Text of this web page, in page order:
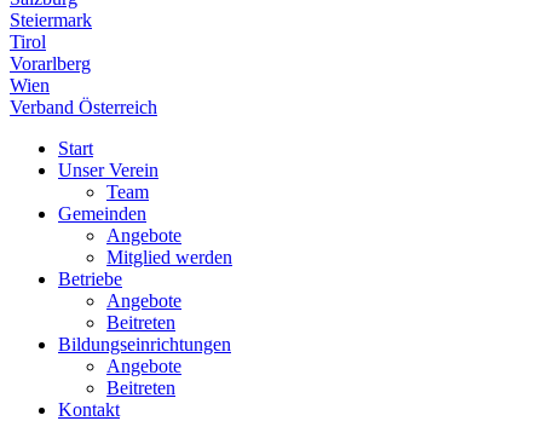
Steiermark
Tirol
Vorarlberg
Wien
Verband Österreich
Start
Unser Verein
Team
Gemeinden
Angebote
Mitglied werden
Betriebe
Angebote
Beitreten
Bildungseinrichtungen
Angebote
Beitreten
Kontakt